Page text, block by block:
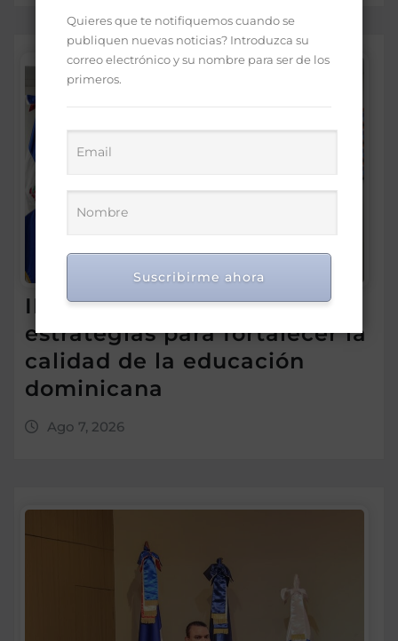
IDEICE y MINERD coordinan
estrategias para fortalecer la
calidad de la educación
dominicana
Ago 7, 2026
Quieres que te notifiquemos cuando se
publiquen nuevas noticias? Introduzca su
correo electrónico y su nombre para ser de los
primeros.
Suscribirme ahora